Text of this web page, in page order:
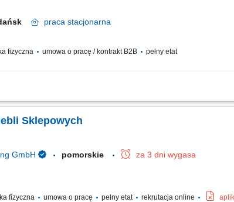
praca stacjonarna
fizyczna umowa o pracę / kontrakt B2B pełny etat
materiałów drewnopochodnych; Wykonywanie i montaż
Sklepowych
GmbH pomorskie za 3 dni wygasa
fizyczna umowa o pracę pełny etat rekrutacja online